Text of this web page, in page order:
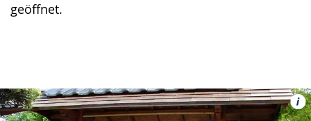
geöffnet.